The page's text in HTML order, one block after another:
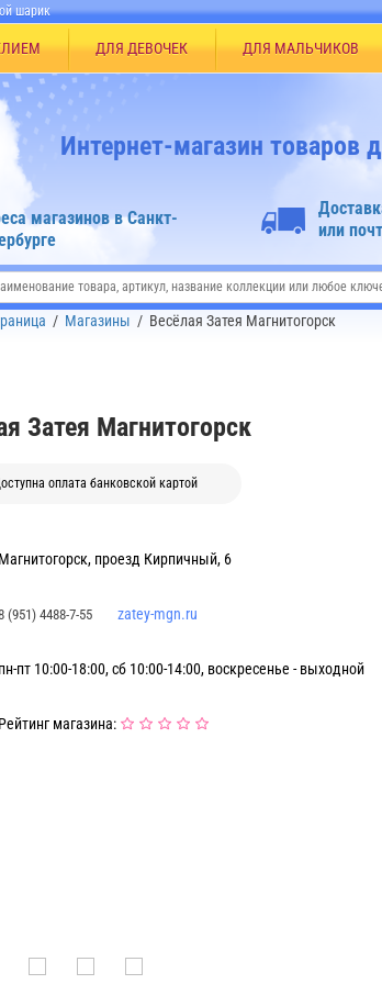
шарик
ДЛЯ ДЕВОЧЕК ДЛЯ МАЛЬЧИКОВ
Интернет-магазин товаров
магазинов в Санкт-
или
/ Магазины / Весёлая Затея Магнитогорск
Затея Магнитогорск
оплата банковской картой
Магнитогорск, проезд Кирпичный, 6
(951) 4488-7-55 zatey-mgn.ru
пн-пт 10:00-18:00, сб 10:00-14:00, воскресенье - выходной
Рейтинг магазина: